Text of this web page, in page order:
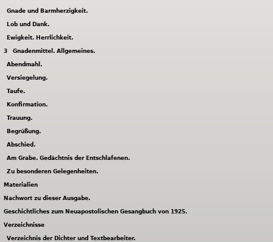
Gnade und Barmherzigkeit.
Lob und Dank.
Ewigkeit. Herrlichkeit.
3 Gnadenmittel. Allgemeines.
Abendmahl.
Versiegelung.
Taufe.
Konfirmation.
Trauung.
Begrüßung.
Abschied.
Am Grabe. Gedächtnis der Entschlafenen.
Zu besonderen Gelegenheiten.
Materialien
Nachwort zu dieser Ausgabe.
Geschichtliches zum Neuapostolischen Gesangbuch von 1925.
Verzeichnisse
Verzeichnis der Dichter und Textbearbeiter.